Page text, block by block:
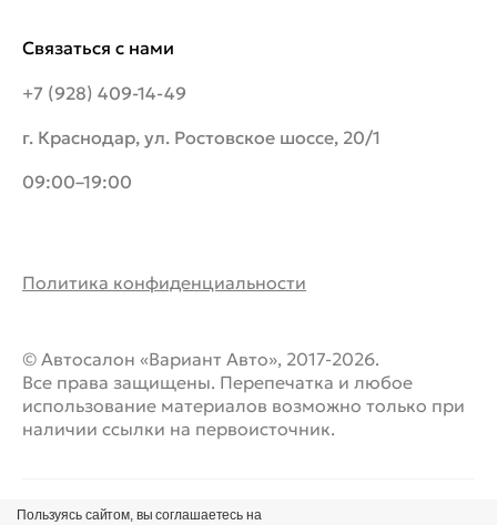
Связаться с нами
+7 (928) 409-14-49
г. Краснодар, ул. Ростовское шоссе, 20/1
09:00–19:00
Политика конфиденциальности
© Автосалон «Вариант Авто», 2017-2026.
Все права защищены. Перепечатка и любое
использование материалов возможно только при
наличии ссылки на первоисточник.
Пользуясь сайтом, вы соглашаетесь на